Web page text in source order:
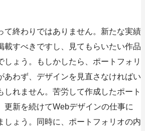
て終わりではありません。新たな実績
載すべきですし、見てもらいたい作品
しょう。もしかしたら、ポートフォリ
あわず、デザインを見直さなければい
しれません。苦労して作成したポート
更新を続けてWebデザインの仕事に
しょう。同時に、ポートフォリオの内